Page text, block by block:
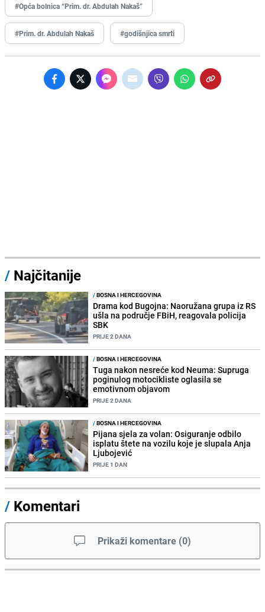
#Opća bolnica “Prim. dr. Abdulah Nakaš”
#Prim. dr. Abdulah Nakaš #godišnjica smrti
/ Najčitanije
/BOSNA I HERCEGOVINA
Drama kod Bugojna: Naoružana grupa iz RS
ušla na područje FBiH, reagovala policija
SBK
PRIJE 2 DANA
/BOSNA I HERCEGOVINA
Tuga nakon nesreće kod Neuma: Supruga
poginulog motocikliste oglasila se
emotivnom objavom
PRIJE 2 DANA
/BOSNA I HERCEGOVINA
Pijana sjela za volan: Osiguranje odbilo
isplatu štete na vozilu koje je slupala Anja
Ljubojević
PRIJE 1 DAN
/ Komentari
Prikaži komentare (0)